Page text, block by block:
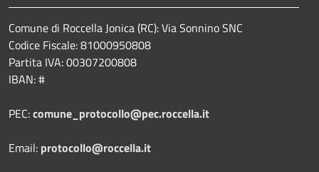
Comune di Roccella Jonica (RC): Via Sonnino SNC
Codice Fiscale: 81000950808
Partita IVA: 00307200808
IBAN: #
PEC:comune_protocollo@pec.roccella.it
Email: protocollo@roccella.it